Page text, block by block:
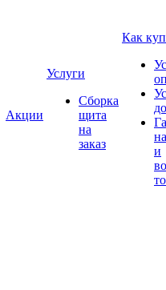
Акции
Услуги
Сборка
щита
на
заказ
Как
и